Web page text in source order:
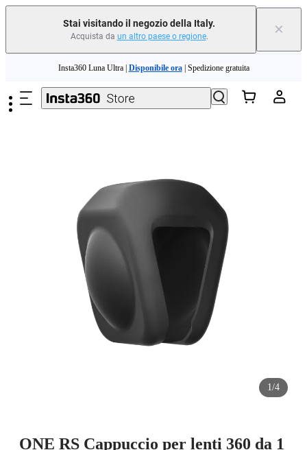
Stai visitando il negozio della Italy.
Acquista da un altro paese o regione. ×
Need shopping help? | Chat with our experts now!
Insta360 Luna Ultra | Disponibile ora| Spedizione gratuita
1/4
ONE RS Cappuccio per lenti 360 da 1